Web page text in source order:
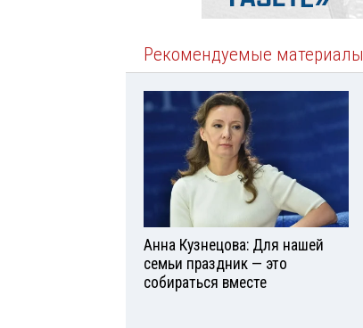
Рекомендуемые материалы
Анна Кузнецова: Для нашей
семьи праздник — это
собираться вместе